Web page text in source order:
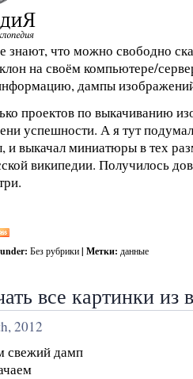
знают, что можно свободно
на своём компьютере/
дампы
проектов по выкачиванию
успешности. А я тут
выкачал миниатюры в тех
википедии. Получилось
Без рубрики| Метки: данные
все картинки из
2012
свежий дамп